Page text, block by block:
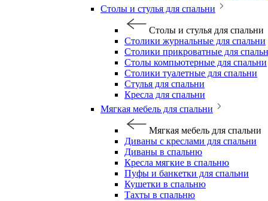
Столы и стулья для спальни
Столы и стулья для спальни
Столики журнальные для спальни
Столики прикроватные для
Столы компьютерные для спальни
Столики туалетные для спальни
Стулья для спальни
Кресла для спальни
Мягкая мебель для спальни
Мягкая мебель для спальни
Диваны с креслами для спальни
Диваны в спальню
Кресла мягкие в спальню
Пуфы и банкетки для спальни
Кушетки в спальню
Тахты в спальню